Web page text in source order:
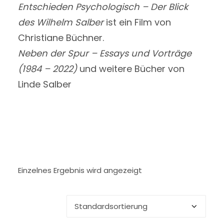
Entschieden Psychologisch – Der Blick
des Wilhelm Salberist ein Film von
Christiane Büchner.
Neben der Spur – Essays und Vorträge
(1984 – 2022)und weitere Bücher von
Linde Salber
Einzelnes Ergebnis wird angezeigt